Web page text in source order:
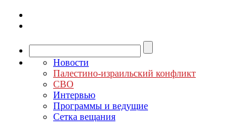
Новости
Палестино-израильский конфликт
СВО
Интервью
Программы и ведущие
Сетка вещания